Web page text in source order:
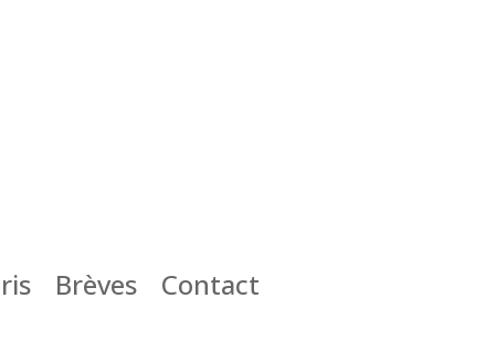
Brèves Contact